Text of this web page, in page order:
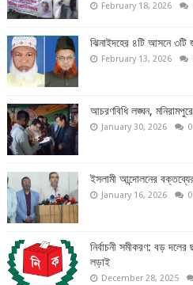
February 18, 2026
ঝিনাইদহের ৪টি আসনে ৩টি
February 13, 2026
আচরণবিধি লঙ্ঘন,
January 30, 2026 0
ইসলামী আন্দোলনের
January 16, 2026 0
নির্বাচনী সমীকরণ: বড়
লড়াই
December 28, 2025